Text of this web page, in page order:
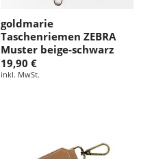
goldmarie
Taschenriemen ZEBRA
Muster beige-schwarz
19,90 €
inkl. MwSt.